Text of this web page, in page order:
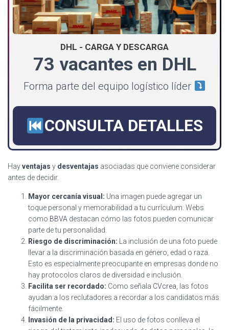
DHL - CARGA Y DESCARGA
73 vacantes en DHL
Forma parte del equipo logístico líder
CONSULTA DETALLES
Hayventajas y desventajas asociadas que conviene considerar
antes de decidir.
Mayor cercanía visual: Una imagen puede agregar un
toque personal y memorabilidad a tu currículum. Webs
como BBVA destacan cómo las fotos pueden comunicar
parte de tu personalidad.
Riesgo de discriminación: La inclusión de una foto puede
llevar a la discriminación basada en género, edad o raza.
Esto es especialmente preocupante en empresas donde no
hay protocolos claros de diversidad e inclusión.
Facilita ser recordado: Como señala CVcrea, las fotos
ayudan a los reclutadores a recordar a los candidatos más
fácilmente.
Invasión de la privacidad: El uso de fotos conlleva el